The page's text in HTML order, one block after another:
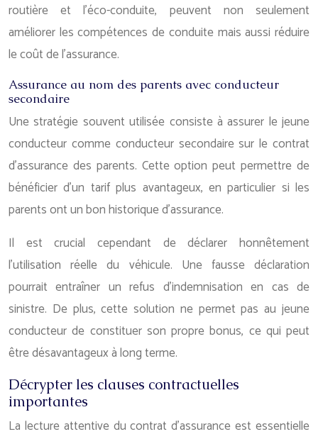
routière et l’éco-conduite, peuvent non seulement
améliorer les compétences de conduite mais aussi réduire
le coût de l’assurance.
Assurance au nom des parents avec conducteur
secondaire
Une stratégie souvent utilisée consiste à assurer le jeune
conducteur comme conducteur secondaire sur le contrat
d’assurance des parents. Cette option peut permettre de
bénéficier d’un tarif plus avantageux, en particulier si les
parents ont un bon historique d’assurance.
Il est crucial cependant de déclarer honnêtement
l’utilisation réelle du véhicule. Une fausse déclaration
pourrait entraîner un refus d’indemnisation en cas de
sinistre. De plus, cette solution ne permet pas au jeune
conducteur de constituer son propre bonus, ce qui peut
être désavantageux à long terme.
Décrypter les clauses contractuelles
importantes
La lecture attentive du contrat d’assurance est essentielle